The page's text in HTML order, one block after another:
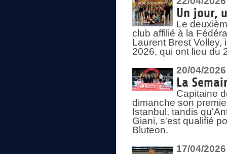
Un jour,
Le
club affilié à la
Laurent Brest Volley,
2026, qui ont lieu du
20/04/2026
La
Capitaine
dimanche son
Istanbul, tandis
Giani, s'est qualifié
Bluteon.
17/04/2026